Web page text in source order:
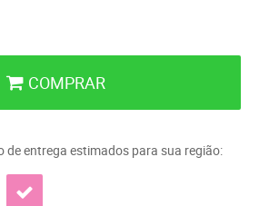
COMPRAR
de entrega estimados para sua região: